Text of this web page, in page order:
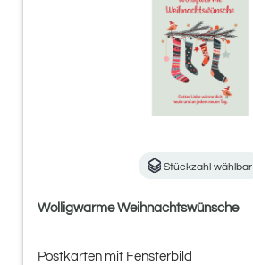
Stückzahl wählbar
Wolligwarme Weihnachtswünsche
Postkarten mit Fensterbild